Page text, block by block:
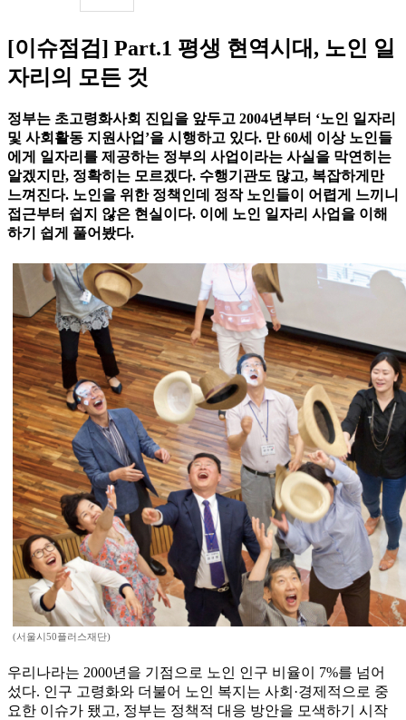
[이슈점검] Part.1 평생 현역시대, 노인 일
자리의 모든 것
정부는 초고령화사회 진입을 앞두고 2004년부터 ‘노인 일자리
및 사회활동 지원사업’을 시행하고 있다. 만 60세 이상 노인들
에게 일자리를 제공하는 정부의 사업이라는 사실을 막연히는
알겠지만, 정확히는 모르겠다. 수행기관도 많고, 복잡하게만
느껴진다. 노인을 위한 정책인데 정작 노인들이 어렵게 느끼니
접근부터 쉽지 않은 현실이다. 이에 노인 일자리 사업을 이해
하기 쉽게 풀어봤다.
(서울시50플러스재단)
우리나라는 2000년을 기점으로 노인 인구 비율이 7%를 넘어
섰다. 인구 고령화와 더불어 노인 복지는 사회·경제적으로 중
요한 이슈가 됐고, 정부는 정책적 대응 방안을 모색하기 시작